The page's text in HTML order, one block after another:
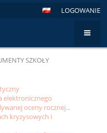
LOGOWANIE
SZKOŁY
elektronicznego
oceny rocznej...
kryzysowych i